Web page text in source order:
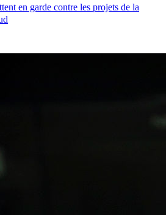
en garde contre les projets de la